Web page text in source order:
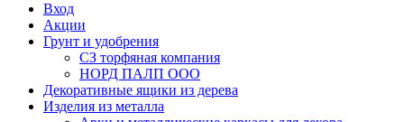
Вход
Акции
Грунт и удобрения
СЗ торфяная компания
НОРД ПАЛП ООО
Декоративные ящики из дерева
Изделия из металла